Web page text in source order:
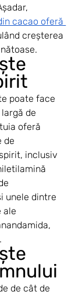
cacao oferă
creșterea
poate face
de
oferă
de
inclusiv
unele dintre
ale
de cât de